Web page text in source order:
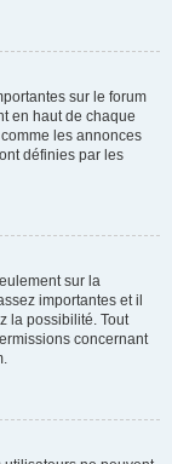
sur le forum
en haut de chaque
les annonces
définies par les
sur la
importantes et il
la possibilité. Tout
concernant